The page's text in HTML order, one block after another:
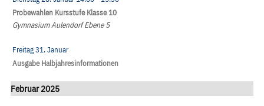
Probewahlen Kursstufe Klasse 10
Gymnasium Aulendorf Ebene 5
Freitag 31. Januar
Ausgabe Halbjahresinformationen
Februar 2025